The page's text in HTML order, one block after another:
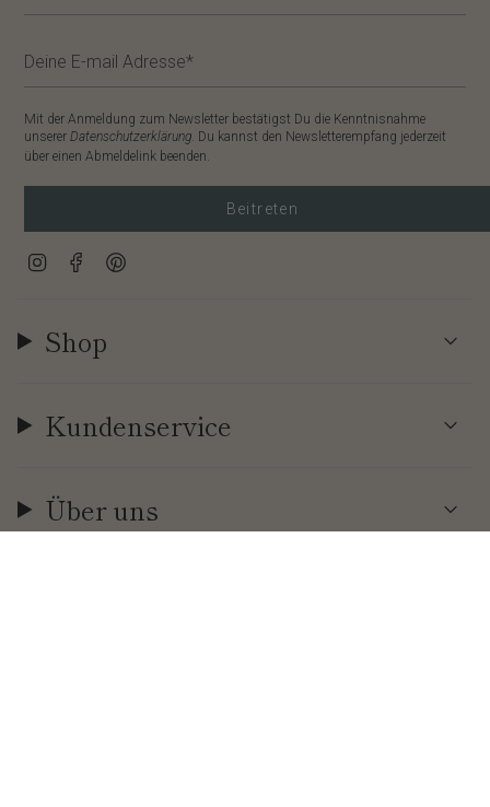
Mit der Anmeldung zum Newsletter bestätigst Du die Kenntnisnahme
unserer Datenschutzerklärung. Du kannst den Newsletterempfang jederzeit
über einen Abmeldelink beenden.
Beitreten
InstagramFacebook
Shop
Kundenservice
Über uns